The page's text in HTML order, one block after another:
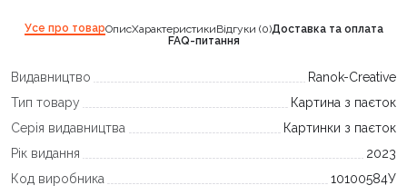
Усе про товарОписХарактеристикиВідгуки (0)Доставка та оплата
FAQ-питання
Видавництво
Ranok-Creative
Тип товару
Картина з паєток
Серія видавництва
Картинки з паєток
Рік видання
2023
Код виробника
10100584У